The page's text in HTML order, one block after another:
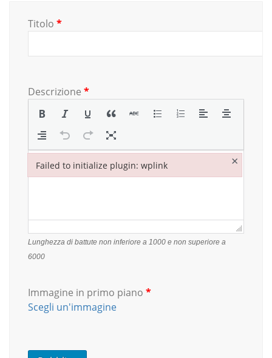
Titolo *
Descrizione *
Lunghezza di battute non inferiore a 1000 e non superiore a
6000
Immagine in primo piano *
Scegli un'immagine
Failed to initialize plugin: wplink ×
Failed to initialize plugin: wplink